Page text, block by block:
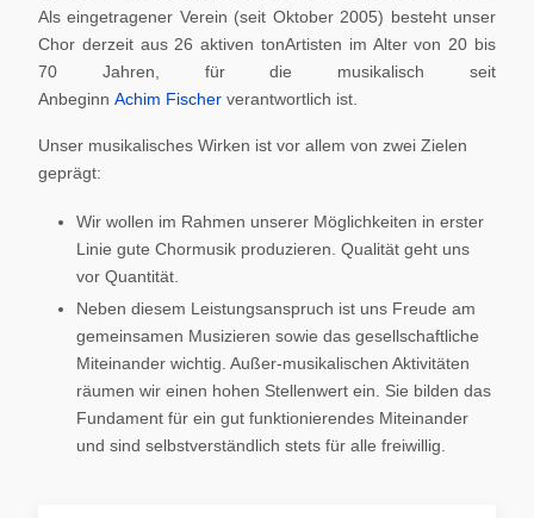
Als eingetragener Verein (seit Oktober 2005) besteht unser
Chor derzeit aus 26 aktiven tonArtisten im Alter von 20 bis
70 Jahren, für die musikalisch seit
Anbeginn Achim Fischer verantwortlich ist.
Unser musikalisches Wirken ist vor allem von zwei Zielen
geprägt:
Wir wollen im Rahmen unserer Möglichkeiten in erster
Linie gute Chormusik produzieren. Qualität geht uns
vor Quantität.
Neben diesem Leistungsanspruch ist uns Freude am
gemeinsamen Musizieren sowie das gesellschaftliche
Miteinander wichtig. Außer-musikalischen Aktivitäten
räumen wir einen hohen Stellenwert ein. Sie bilden das
Fundament für ein gut funktionierendes Miteinander
und sind selbstverständlich stets für alle freiwillig.